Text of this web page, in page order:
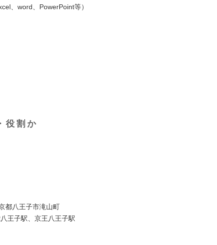
、word、PowerPoint等）
役割か
都八王子市滝山町
王子駅、京王八王子駅